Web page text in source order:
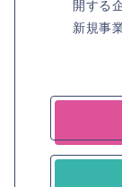
開する
新規事